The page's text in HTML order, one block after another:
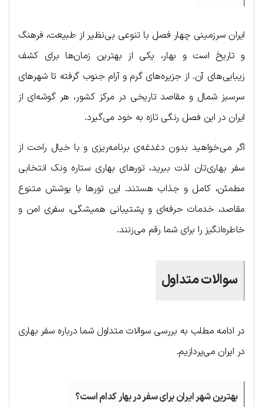
ایران سرزمینی چهار فصل با تنوعی بی‌نظیر از طبیعت، فرهنگ
و تاریخ است و بهار، یکی از بهترین زمان‌ها برای کشف
زیبایی‌های آن. از جزیره‌های گرم و آرام جنوب گرفته تا شهرهای
سرسبز شمال و مقاصد تاریخی در مرکز کشور، هر گوشه‌ای از
ایران در این فصل رنگی تازه به خود می‌گیرد.
اگر می‌خواهید بدون دغدغه‌ی برنامه‌ریزی و با خیال راحت از
سفر بهاری‌تان لذت ببرید، تورهای بهاری ستاره ونک انتخابی
مطمئن، کامل و جذاب هستند. این تورها با پوشش متنوع
مقاصد، خدمات حرفه‌ای و پشتیبانی همیشگی، سفری امن و
خاطره‌انگیز را برای شما رقم می‌زنند.
سوالات متداول
در ادامه مطلب به بررسی سوالات متداول شما درباره سفر بهاری
در ایران می‌پردازیم.
بهترین شهر ایران برای سفر در بهار کدام است؟